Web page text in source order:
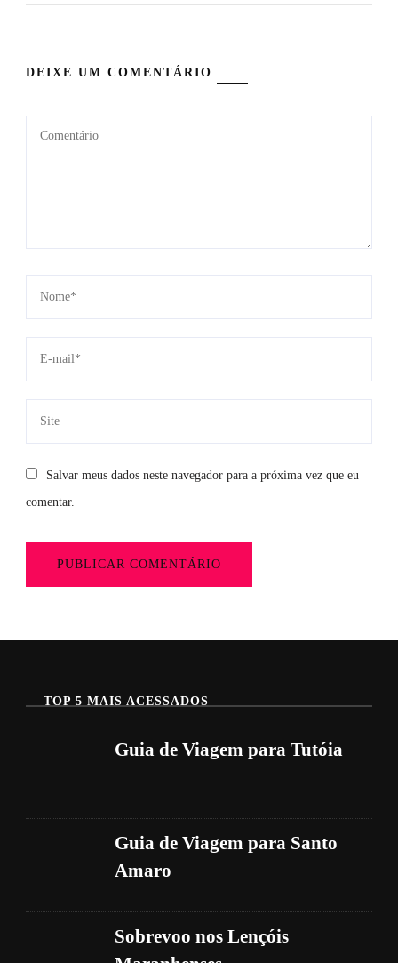
DEIXE UM COMENTÁRIO
Salvar meus dados neste navegador para a próxima vez que eu
comentar.
TOP 5 MAIS ACESSADOS
Guia de Viagem para Tutóia
Guia de Viagem para Santo
Amaro
Sobrevoo nos Lençóis